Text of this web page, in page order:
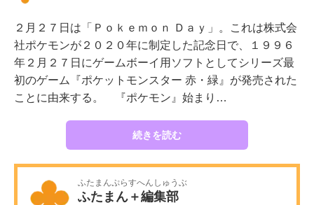
２月２７日は「Ｐｏｋｅｍｏｎ Ｄａｙ」。これは株式会
社ポケモンが２０２０年に制定した記念日で、１９９６
年２月２７日にゲームボーイ用ソフトとしてシリーズ最
初のゲーム『ポケットモンスター 赤・緑』が発売された
ことに由来する。 『ポケモン』始まり…
続きを読む
ふたまんぷらすへんしゅうぶ
ふたまん＋編集部